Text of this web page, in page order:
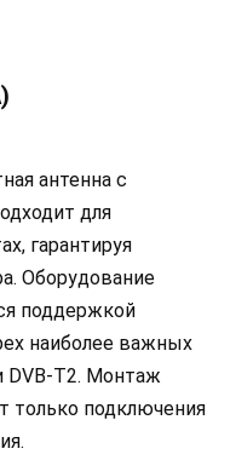
антенна с
для
гарантируя
Оборудование
поддержкой
наиболее важных
DVB-T2. Монтаж
только подключения